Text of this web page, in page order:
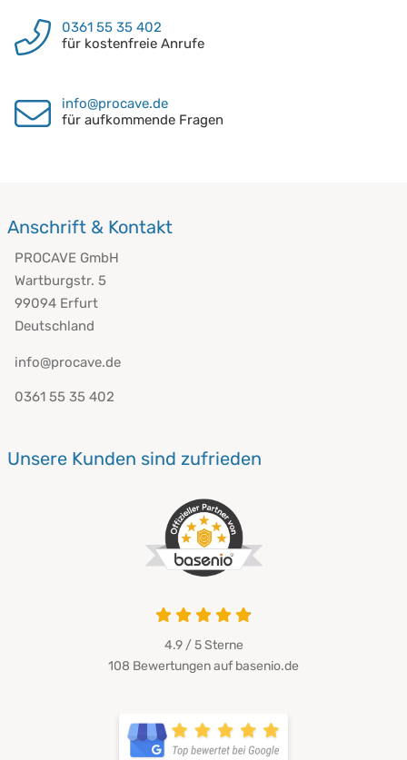
0361 55 35 402
für kostenfreie Anrufe
info@procave.de
für aufkommende Fragen
Anschrift & Kontakt
PROCAVE GmbH
Wartburgstr. 5
99094 Erfurt
Deutschland
info@procave.de
0361 55 35 402
Unsere Kunden sind zufrieden
4.9 von 5
4.9 / 5Sterne
108 Bewertungen auf basenio.de